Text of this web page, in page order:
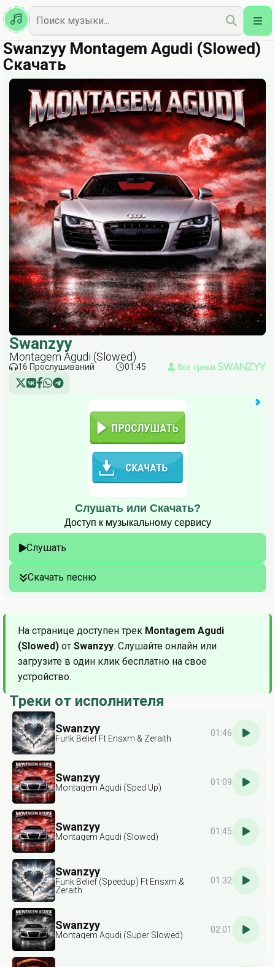
Казахская
Наш Топ
Swanzyy Montagem Agudi (Slowed)
Скачать
Swanzyy
Montagem Agudi (Slowed)
16 Прослушиваний 01:45 Все треки Swanzyy
Слушать или Скачать?
Доступ к музыкальному сервису
Слушать
Скачать песню
На странице доступен трек Montagem Agudi
(Slowed) от Swanzyy. Слушайте онлайн или
загрузите в один клик бесплатно на свое
устройство.
Треки от исполнителя
Swanzyy
Funk Belief Ft Ensxm & Zeraith
01:46
Swanzyy
Montagem Agudi (Sped Up)
01:09
Swanzyy
Montagem Agudi (Slowed)
01:45
Swanzyy
Funk Belief (Speedup) Ft Ensxm &
Zeraith
01:32
Swanzyy
Montagem Agudi (Super Slowed)
02:01